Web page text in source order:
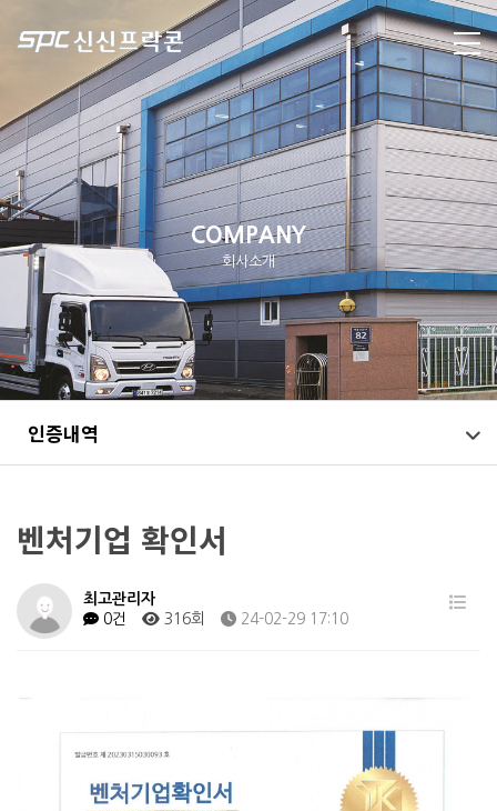
COMPANY
회사소개
인증내역
벤처기업 확인서
최고관리자
0건
316회 24-02-29 17:10